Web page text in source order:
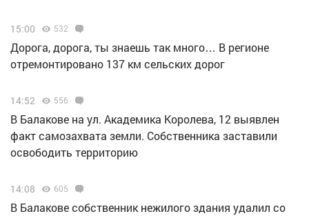
15:00 532
Дорога, дорога, ты знаешь так много… В регионе
отремонтировано 137 км сельских дорог
14:52 556
В Балакове на ул. Академика Королева, 12 выявлен
факт самозахвата земли. Собственника заставили
освободить территорию
14:08 605
В Балакове собственник нежилого здания удалил со